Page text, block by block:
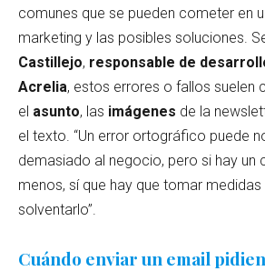
comunes que se pueden cometer en
marketing y las posibles soluciones.
Castillejo, responsable de
Acrelia, estos errores o fallos suelen
el asunto, las imágenes de la
el texto. “Un error ortográfico puede
demasiado al negocio, pero si hay un
menos, sí que hay que tomar
solventarlo”.
Cuándo enviar un email